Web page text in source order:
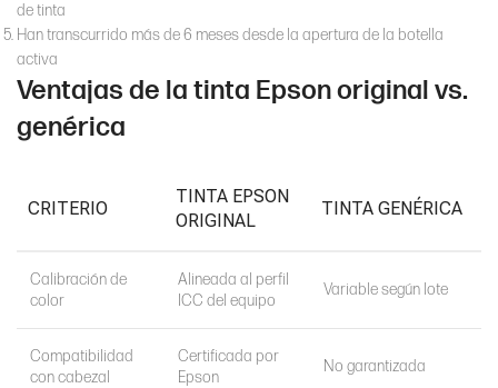
de tinta
Han transcurrido más de 6 meses desde la apertura de la botella
activa
Ventajas de la tinta Epson original vs.
genérica
CRITERIO
TINTA EPSON
ORIGINAL
TINTA GENÉRICA
Calibración de
color
Alineada al perfil
ICC del equipo
Variable según lote
Compatibilidad
con cabezal
Certificada por
Epson
No garantizada